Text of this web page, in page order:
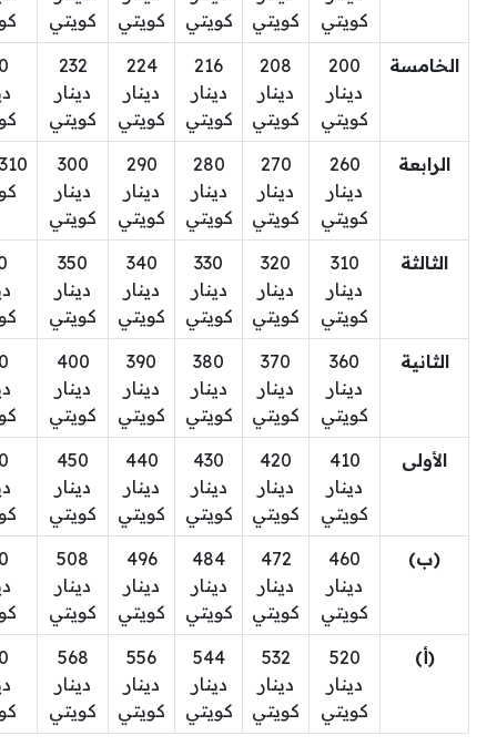
كويتي
كويتي
كويتي
كويتي
كويتي
الخامسة
200
دينار
كويتي
208
دينار
كويتي
216
دينار
كويتي
224
دينار
كويتي
232
دينار
كويتي
الرابعة
260
دينار
كويتي
270
دينار
كويتي
280
دينار
كويتي
290
دينار
كويتي
300
دينار
كويتي
الثالثة
310
دينار
كويتي
320
دينار
كويتي
330
دينار
كويتي
340
دينار
كويتي
350
دينار
كويتي
الثانية
360
دينار
كويتي
370
دينار
كويتي
380
دينار
كويتي
390
دينار
كويتي
400
دينار
كويتي
الأولى
410
دينار
كويتي
420
دينار
كويتي
430
دينار
كويتي
440
دينار
كويتي
450
دينار
كويتي
(ب)
460
دينار
كويتي
472
دينار
كويتي
484
دينار
كويتي
496
دينار
كويتي
508
دينار
كويتي
(أ)
520
دينار
كويتي
532
دينار
كويتي
544
دينار
كويتي
556
دينار
كويتي
568
دينار
كويتي